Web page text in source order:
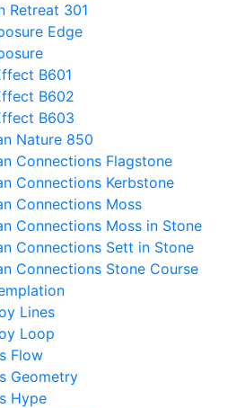
Retreat 301
Edge
B601
B602
B603
Nature 850
Connections Flagstone
Connections Kerbstone
Connections Moss
Connections Moss in Stone
Connections Sett in Stone
Connections Stone Course
Lines
Loop
Flow
Geometry
Hype